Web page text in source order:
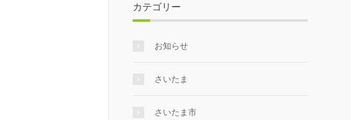
カテゴリー
お知らせ
さいたま
さいたま市